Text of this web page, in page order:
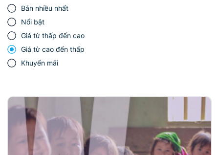
Bán nhiều nhất
Nổi bật
Giá từ thấp đến cao
Giá từ cao đến thấp
Khuyến mãi